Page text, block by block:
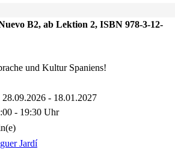
B2, ab Lektion 2, ISBN 978-3-12-
und Kultur Spaniens!
28.09.2026 - 18.01.2027
- 19:30 Uhr
Jardí